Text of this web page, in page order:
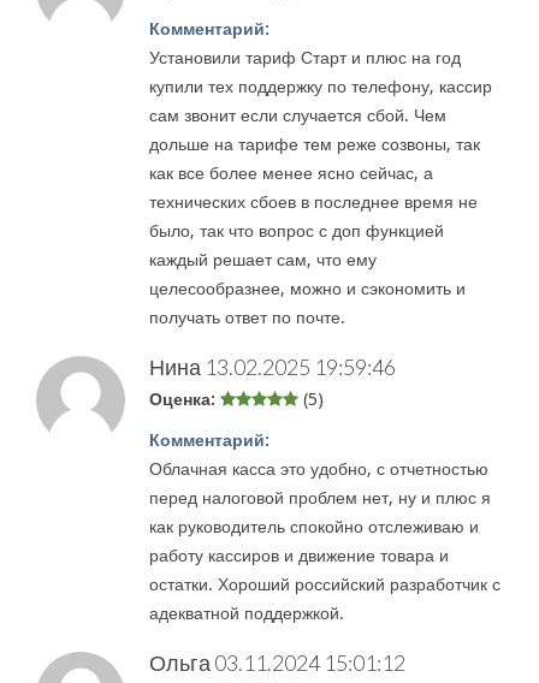
Комментарий:
Установили тариф Старт и плюс на год
купили тех поддержку по телефону, кассир
сам звонит если случается сбой. Чем
дольше на тарифе тем реже созвоны, так
как все более менее ясно сейчас, а
технических сбоев в последнее время не
было, так что вопрос с доп функцией
каждый решает сам, что ему
целесообразнее, можно и сэкономить и
получать ответ по почте.
Нина 13.02.2025 19:59:46
Оценка: (5)
Комментарий:
Облачная касса это удобно, с отчетностью
перед налоговой проблем нет, ну и плюс я
как руководитель спокойно отслеживаю и
работу кассиров и движение товара и
остатки. Хороший российский разработчик с
адекватной поддержкой.
Ольга 03.11.2024 15:01:12